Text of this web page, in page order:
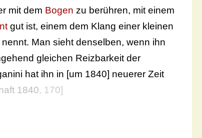
mit dem Bogen zu berühren, mit einem
gut ist, einem dem Klang einer kleinen
Man sieht denselben, wenn ihn
gleichen Reizbarkeit der
hat ihn in [um 1840] neuerer Zeit
1840, 170]